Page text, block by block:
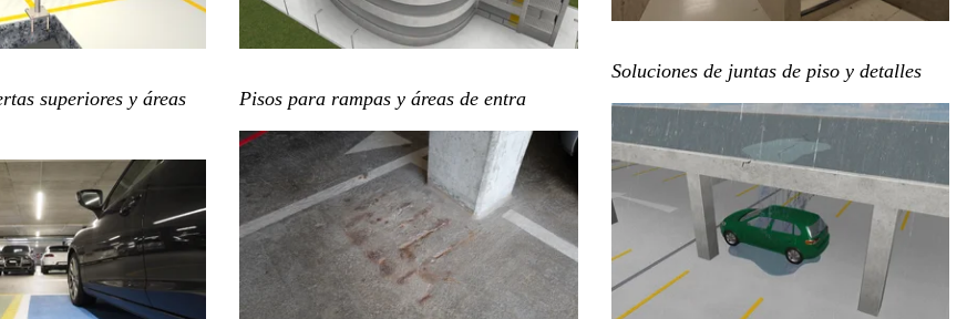
superiores y áreas
Pisos para rampas y áreas de entra
Soluciones de juntas de piso y detalles